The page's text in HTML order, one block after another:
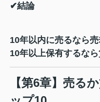
✔結論
10年以内に売るなら
10年以上保有するなら
【第6章】売る